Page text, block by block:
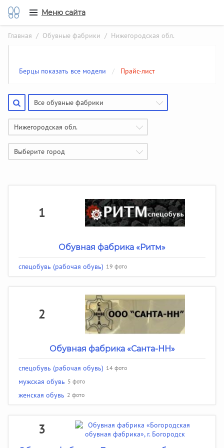
Меню сайта
Главная / Обувные фабрики / Нижегородская обл.
Берцы показать все модели / Прайс-лист
Все обувные фабрики
Нижегородская обл.
Выберите город
1
Обувная фабрика «Ритм»
спецобувь (рабочая обувь) 19 фото
2
Обувная фабрика «Санта-НН»
спецобувь (рабочая обувь) 14 фото
мужская обувь 5 фото
женская обувь 2 фото
3